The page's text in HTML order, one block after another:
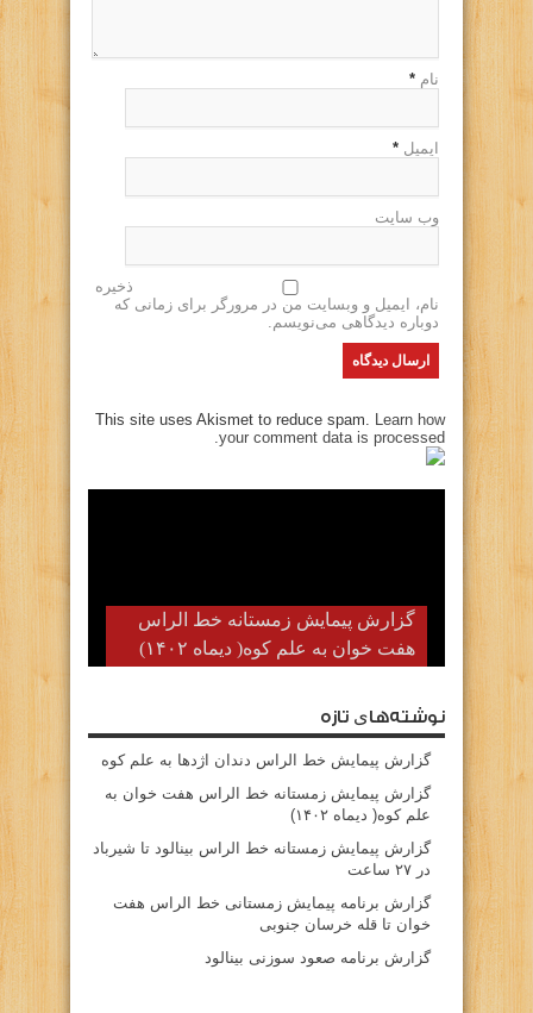
نام *
ایمیل *
وب سایت
ذخیره
نام، ایمیل و وبسایت من در مرورگر برای زمانی که
دوباره دیدگاهی می‌نویسم.
This site uses Akismet to reduce spam. Learn how
your comment data is processed.
گزارش پیمایش زمستانه خط الراس
هفت خوان به علم کوه( دیماه ۱۴۰۲)
نوشته‌های تازه
گزارش پیمایش خط الراس دندان اژدها به علم کوه
گزارش پیمایش زمستانه خط الراس هفت خوان به
علم کوه( دیماه ۱۴۰۲)
گزارش پیمایش زمستانه خط الراس بینالود تا شیرباد
در ۲۷ ساعت
گزارش برنامه پیمایش زمستانی خط الراس هفت
خوان تا قله خرسان جنوبی
گزارش برنامه صعود سوزنی بینالود